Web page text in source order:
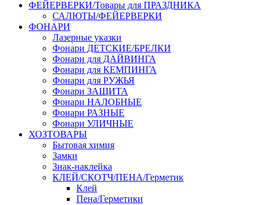
ФЕЙЕРВЕРКИ/Товары для ПРАЗДНИКА
САЛЮТЫ/ФЕЙЕРВЕРКИ
ФОНАРИ
Лазерные указки
Фонари ДЕТСКИЕ/БРЕЛКИ
Фонари для ДАЙВИНГА
Фонари для КЕМПИНГА
Фонари для РУЖЬЯ
Фонари ЗАЩИТА
Фонари НАЛОБНЫЕ
Фонари РАЗНЫЕ
Фонари УЛИЧНЫЕ
ХОЗТОВАРЫ
Бытовая химия
Замки
Знак-наклейка
КЛЕЙ/СКОТЧ/ПЕНА/Герметик
Клей
Пена/Герметики